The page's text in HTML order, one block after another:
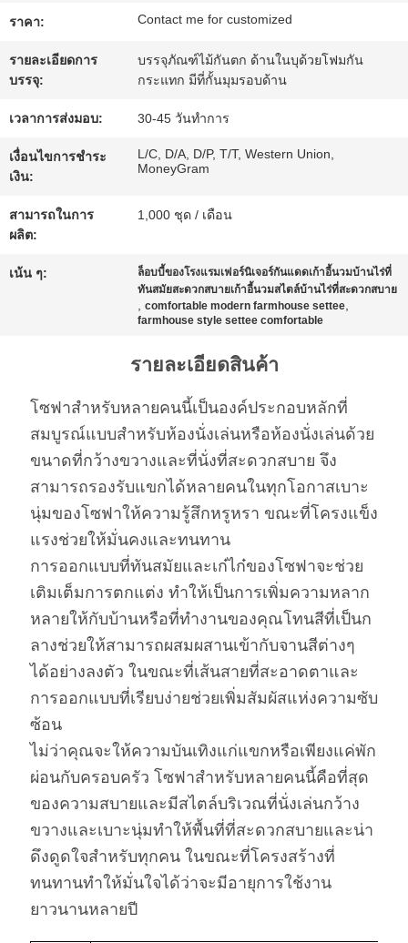
ควบคุม
คุณภาพ
ทุน
แผนผัง
เว็บไซต์
ความ
เป็น
ส่วน
ราคา: Contact me for customized
รายละเอียดการ
บรรจุ:
บรรจุภัณฑ์ไม้กันตก ด้านในบุด้วยโฟมกัน
กระแทก มีที่กั้นมุมรอบด้าน
เวลาการส่งมอบ: 30-45 วันทำการ
เงื่อนไขการชำระ
เงิน:
L/C, D/A, D/P, T/T, Western Union,
MoneyGram
สามารถในการ
ผลิต:
1,000 ชุด / เดือน
เน้น ๆ:
ล็อบบี้ของโรงแรมเฟอร์นิเจอร์กันแดดเก้าอี้นวมบ้านไร่ที่
ทันสมัยสะดวกสบายเก้าอี้นวมสไตล์บ้านไร่ที่สะดวกสบาย
,comfortable modern farmhouse settee
farmhouse style settee comfortable
รายละเอียดสินค้า
โซฟาสำหรับหลายคนนี้เป็นองค์ประกอบหลักที่
สมบูรณ์แบบสำหรับห้องนั่งเล่นหรือห้องนั่งเล่นด้วย
ขนาดที่กว้างขวางและที่นั่งที่สะดวกสบาย จึง
สามารถรองรับแขกได้หลายคนในทุกโอกาสเบาะ
นุ่มของโซฟาให้ความรู้สึกหรูหรา ขณะที่โครงแข็ง
แรงช่วยให้มั่นคงและทนทาน
การออกแบบที่ทันสมัยและเก๋ไก๋ของโซฟาจะช่วย
เติมเต็มการตกแต่ง ทำให้เป็นการเพิ่มความหลาก
หลายให้กับบ้านหรือที่ทำงานของคุณโทนสีที่เป็นก
ลางช่วยให้สามารถผสมผสานเข้ากับจานสีต่างๆ
ได้อย่างลงตัว ในขณะที่เส้นสายที่สะอาดตาและ
การออกแบบที่เรียบง่ายช่วยเพิ่มสัมผัสแห่งความซับ
ซ้อน
ไม่ว่าคุณจะให้ความบันเทิงแก่แขกหรือเพียงแค่พัก
ผ่อนกับครอบครัว โซฟาสำหรับหลายคนนี้คือที่สุด
ของความสบายและมีสไตล์บริเวณที่นั่งเล่นกว้าง
ขวางและเบาะนุ่มทำให้พื้นที่ที่สะดวกสบายและน่า
ดึงดูดใจสำหรับทุกคน ในขณะที่โครงสร้างที่
ทนทานทำให้มั่นใจได้ว่าจะมีอายุการใช้งาน
ยาวนานหลายปี